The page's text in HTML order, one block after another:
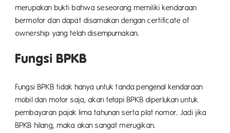
merupakan bukti bahwa seseorang memiliki kendaraan
bermotor dan dapat disamakan dengan certificate of
ownership yang telah disempurnakan.
Fungsi BPKB
Fungsi BPKB tidak hanya untuk tanda pengenal kendaraan
mobil dan motor saja, akan tetapi BPKB diperlukan untuk
pembayaran pajak lima tahunan serta plat nomor. Jadi jika
BPKB hilang, maka akan sangat merugikan.